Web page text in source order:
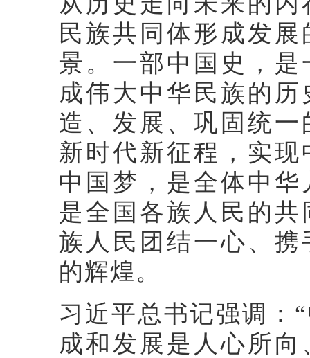
民族共同体形成发
景。一部中国史，
成伟大中华民族的
造、发展、巩固统
新时代新征程，实
中国梦，是全体中
是全国各族人民的
族人民团结一心、
的辉煌。
习近平总书记强调：
成和发展是人心所